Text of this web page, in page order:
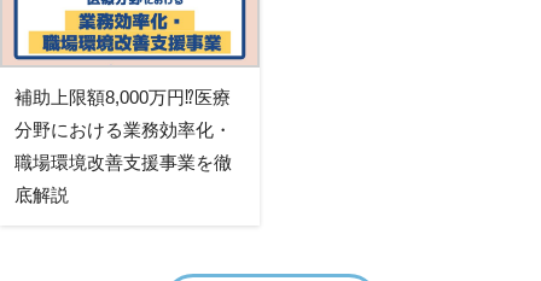
補助上限額8,000万円⁉医療
分野における業務効率化・
職場環境改善支援事業を徹
底解説